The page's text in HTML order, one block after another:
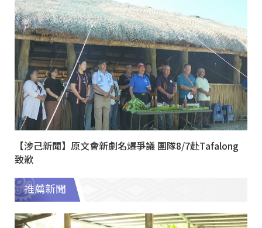
【涉己新聞】原文會新劇名爆爭議 團隊8/7赴Tafalong
致歉
推薦新聞